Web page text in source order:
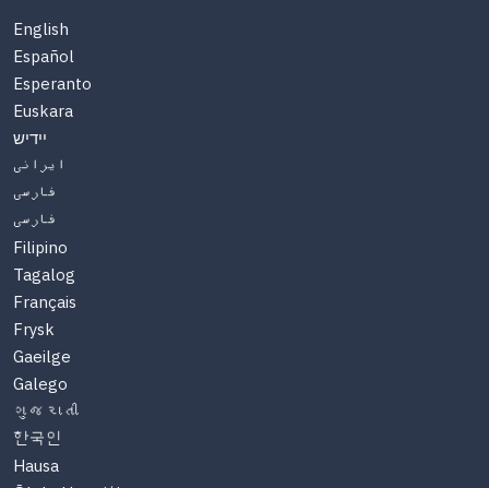
English
Español
Esperanto
Euskara
יידיש
ایرانی
فارسی
فارسی
Filipino
Tagalog
Français
Frysk
Gaeilge
Galego
ગુજરાતી
한국인
Hausa